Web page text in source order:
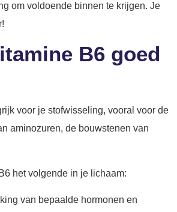
om voldoende binnen te krijgen. Je
B6 goed
voor je stofwisseling, vooral voor de
aminozuren, de bouwstenen van
het volgende in je lichaam:
van bepaalde hormonen en